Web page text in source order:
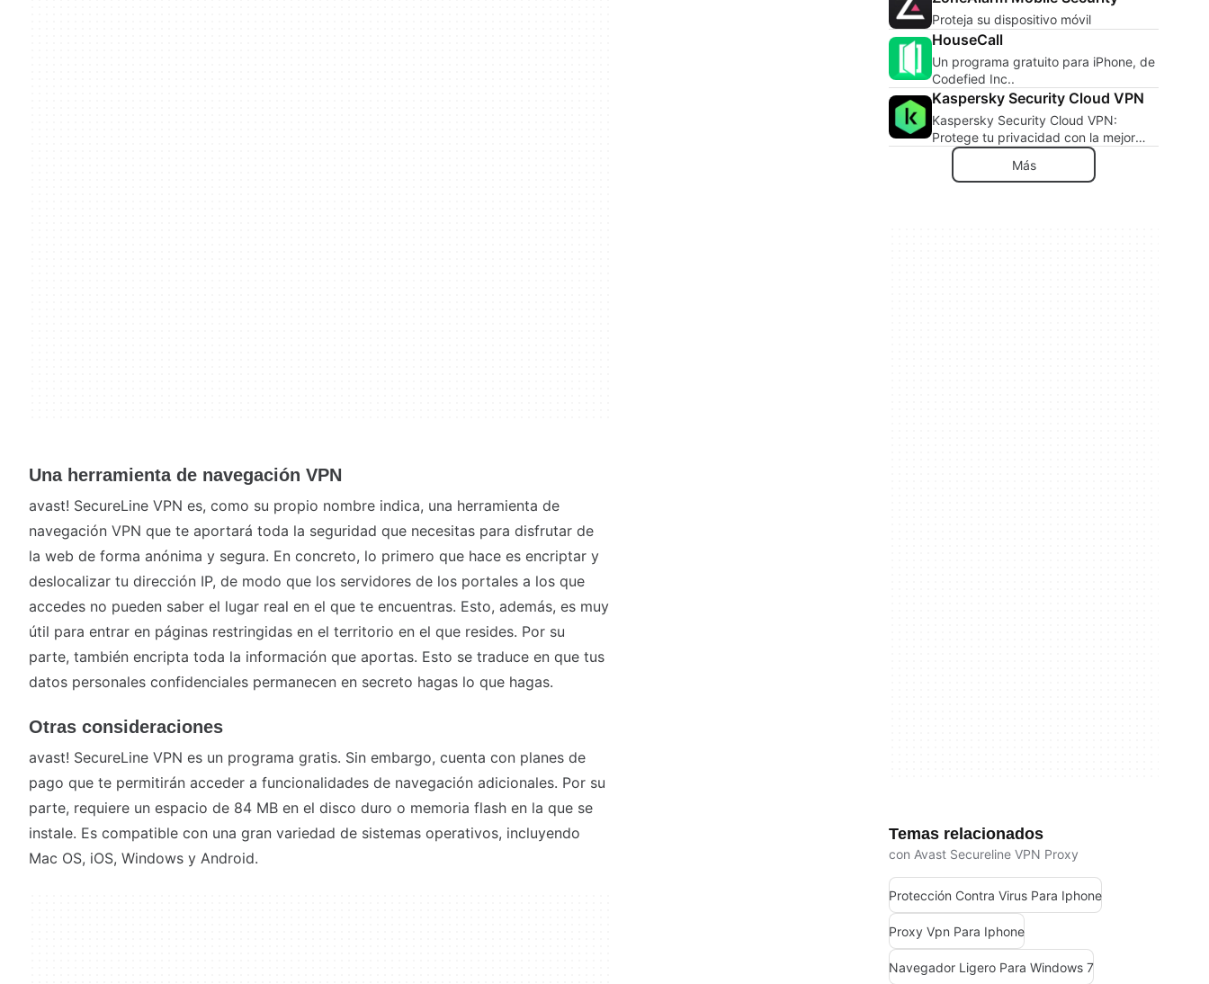
Una herramienta de navegación VPN
avast! SecureLine VPN es, como su propio nombre indica, una herramienta de
navegación VPN que te aportará toda la seguridad que necesitas para disfrutar de
la web de forma anónima y segura. En concreto, lo primero que hace es encriptar y
deslocalizar tu dirección IP, de modo que los servidores de los portales a los que
accedes no pueden saber el lugar real en el que te encuentras. Esto, además, es muy
útil para entrar en páginas restringidas en el territorio en el que resides. Por su
parte, también encripta toda la información que aportas. Esto se traduce en que tus
datos personales confidenciales permanecen en secreto hagas lo que hagas.
Otras consideraciones
avast! SecureLine VPN es un programa gratis. Sin embargo, cuenta con planes de
pago que te permitirán acceder a funcionalidades de navegación adicionales. Por su
parte, requiere un espacio de 84 MB en el disco duro o memoria flash en la que se
instale. Es compatible con una gran variedad de sistemas operativos, incluyendo
Mac OS, iOS, Windows y Android.
Proteja su dispositivo móvil
HouseCall
Un programa gratuito para iPhone, de
Codefied Inc..
Kaspersky Security Cloud VPN
Kaspersky Security Cloud VPN:
Protege tu privacidad con la mejor
aplicación de seguridad.
Más
Temas relacionados
con Avast Secureline VPN Proxy
Protección Contra Virus Para Iphone
Proxy Vpn Para Iphone
Navegador Ligero Para Windows 7